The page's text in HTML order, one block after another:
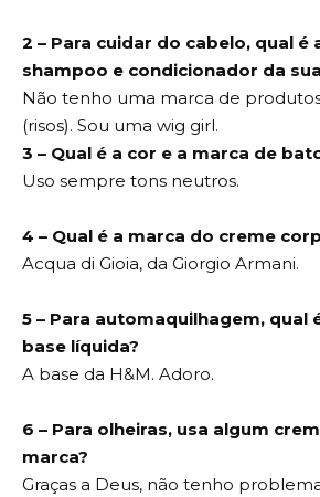
2 – Para cuidar do cabelo, qual é
shampoo e condicionador da
Não tenho uma marca de
(risos). Sou uma wig girl.
3 – Qual é a cor e a marca de
Uso sempre tons neutros.
4 – Qual é a marca do creme
Acqua di Gioia, da Giorgio Armani.
5 – Para automaquilhagem, qual
base líquida?
A base da H&M. Adoro.
6 – Para olheiras, usa algum
marca?
Graças a Deus, não tenho